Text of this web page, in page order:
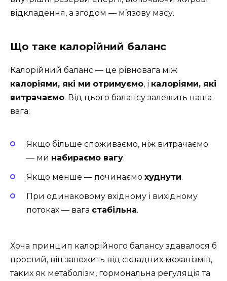
відкладення, а згодом — м’язову масу.
Що таке калорійний баланс
Калорійний баланс — це рівновага між
калоріями, які ми отримуємо, і калоріями, які
витрачаємо. Від цього балансу залежить наша
вага:
Якщо більше споживаємо, ніж витрачаємо
— ми набираємо вагу.
Якщо менше — починаємо худнути.
При одинаковому вхідному і вихідному
потоках — вага стабільна.
Хоча принцип калорійного балансу здавалося б
простий, він залежить від складних механізмів,
таких як метаболізм, гормональна регуляція та